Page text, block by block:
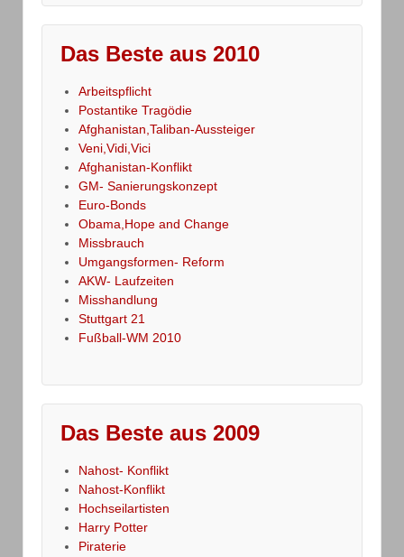
Das Beste aus 2010
Arbeitspflicht
Postantike Tragödie
Afghanistan,Taliban-Aussteiger
Veni,Vidi,Vici
Afghanistan-Konflikt
GM- Sanierungskonzept
Euro-Bonds
Obama,Hope and Change
Missbrauch
Umgangsformen- Reform
AKW- Laufzeiten
Misshandlung
Stuttgart 21
Fußball-WM 2010
Das Beste aus 2009
Nahost- Konflikt
Nahost-Konflikt
Hochseilartisten
Harry Potter
Piraterie